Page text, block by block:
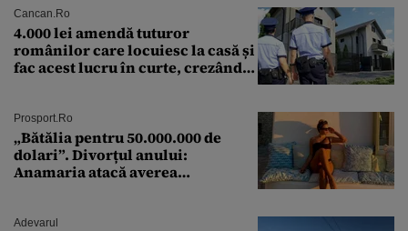
Cancan.ro
4.000 lei amendă tuturor
românilor care locuiesc la casă și
fac acest lucru în curte, crezând
Prosport.ro
„Bătălia pentru 50.000.000 de
dolari”. Divorțul anului:
Anamaria atacă averea
Adevarul